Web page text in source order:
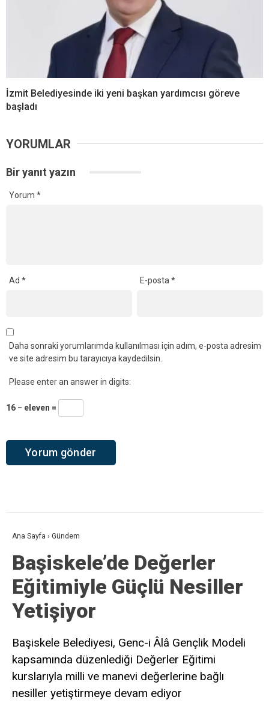
İzmit Belediyesinde iki yeni başkan yardımcısı göreve
başladı
YORUMLAR
Bir yanıt yazın
Yorum *
Ad * E-posta*
Daha sonraki yorumlarımda kullanılması için adım, e-posta adresim
ve site adresim bu tarayıcıya kaydedilsin.
Please enter an answer in digits:
16 − eleven =
Ana Sayfa › Gündem
Başiskele’de Değerler
Eğitimiyle Güçlü Nesiller
Yetişiyor
Başiskele Belediyesi, Genc-i Âlâ Gençlik Modeli
kapsamında düzenlediği Değerler Eğitimi
kurslarıyla milli ve manevi değerlerine bağlı
nesiller yetiştirmeye devam ediyor